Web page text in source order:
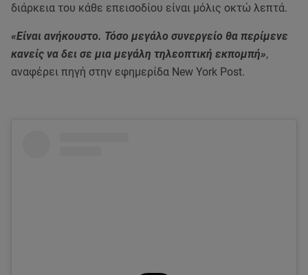
διάρκεια του κάθε επεισοδίου είναι μόλις οκτώ λεπτά.
«Είναι ανήκουστο. Τόσο μεγάλο συνεργείο θα περίμενε
κανείς να δει σε μια μεγάλη τηλεοπτική εκπομπή»,
αναφέρει πηγή στην εφημερίδα New York Post.